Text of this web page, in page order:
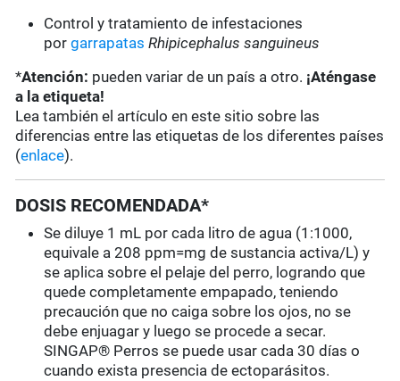
Control y tratamiento de infestaciones
porgarrapatas Rhipicephalus sanguineus
*Atención: pueden variar de un país a otro. ¡Aténgase
a la etiqueta!
Lea también el artículo en este sitio sobre las
diferencias entre las etiquetas de los diferentes países
(enlace).
DOSIS RECOMENDADA*
Se diluye 1 mL por cada litro de agua (1:1000,
equivale a 208 ppm=mg de sustancia activa/L) y
se aplica sobre el pelaje del perro, logrando que
quede completamente empapado, teniendo
precaución que no caiga sobre los ojos, no se
debe enjuagar y luego se procede a secar.
SINGAP® Perros se puede usar cada 30 días o
cuando exista presencia de ectoparásitos.